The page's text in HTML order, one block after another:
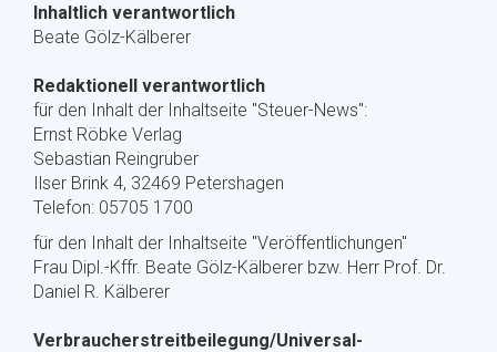
Inhaltlich verantwortlich
Beate Gölz-Kälberer
Redaktionell verantwortlich
für den Inhalt der Inhaltseite "Steuer-News":
Ernst Röbke Verlag
Sebastian Reingruber
Ilser Brink 4, 32469 Petershagen
Telefon: 05705 1700
für den Inhalt der Inhaltseite "Veröffentlichungen"
Frau Dipl.-Kffr. Beate Gölz-Kälberer bzw. Herr Prof. Dr.
Daniel R. Kälberer
Verbraucher­streit­beilegung/Universal­